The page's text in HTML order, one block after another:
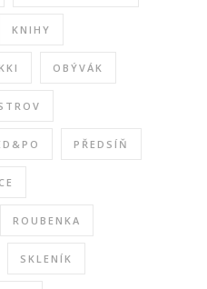
KNIHY
OBÝVÁK
PŘEDSÍŇ
ROUBENKA
SKLENÍK